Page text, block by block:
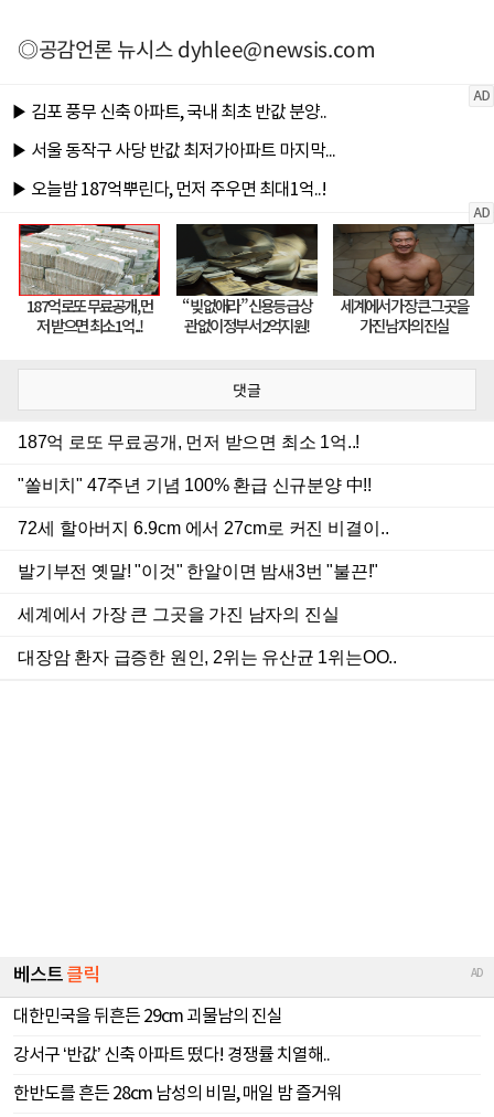
◎공감언론 뉴시스dyhlee@newsis.com
댓글